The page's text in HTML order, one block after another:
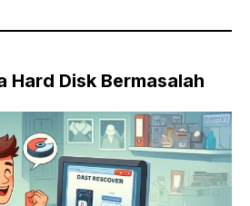
Hard Disk Bermasalah